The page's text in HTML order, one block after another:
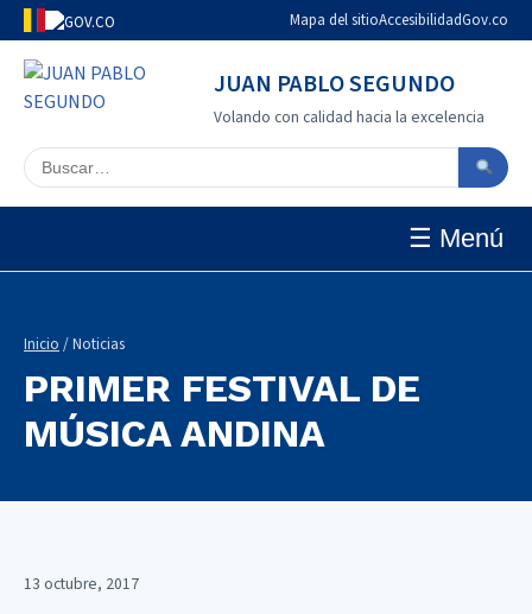
Mapa del sitioAccesibilidadGov.co
JUAN PABLO SEGUNDO
Volando con calidad hacia la excelencia
Buscar en el sitio
☰ Menú
Inicio / Noticias
PRIMER FESTIVAL DE
MÚSICA ANDINA
13 octubre, 2017